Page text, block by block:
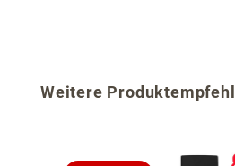
Produktgalerie überspringen
Weitere